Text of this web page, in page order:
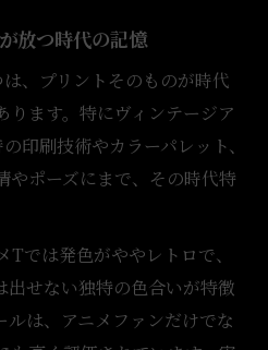
放つ時代の記憶
、プリントそのものが時代
ります。特にヴィンテージア
印刷技術やカラーパレット、
やポーズにまで、その時代特
では発色がややレトロで、
出せない独特の色合いが特徴
は、アニメファンだけでな